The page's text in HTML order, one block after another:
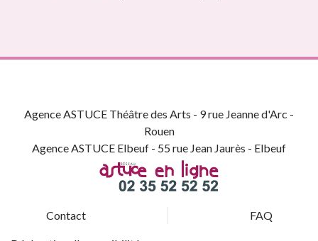
Agence ASTUCE Théâtre des Arts - 9 rue Jeanne d'Arc -
Rouen
Agence ASTUCE Elbeuf - 55 rue Jean Jaurès - Elbeuf
Contact FAQ